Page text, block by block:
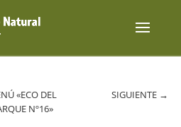
«ECO DEL
Nº16»
SIGUIENTE →